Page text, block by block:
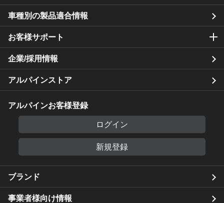
車種別の製品適合情報
お客様サポート
企業/採用情報
アルパインストア
アルパインお客様登録
ログイン
新規登録
ブランド
事業者様向け情報